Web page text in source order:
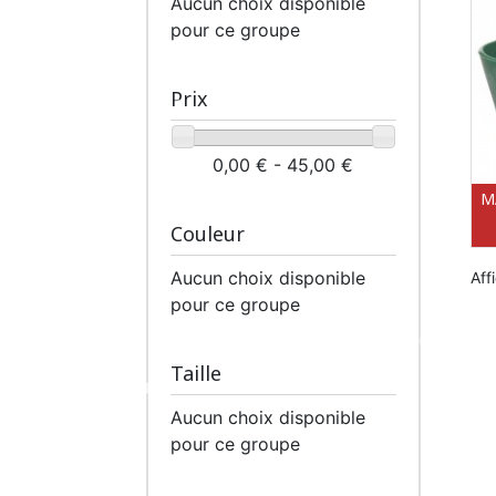
pour ce groupe
Prix
0,00 € - 45,00 €
Couleur
Aucun choix disponible
pour ce groupe
Taille
Aucun choix disponible
pour ce groupe